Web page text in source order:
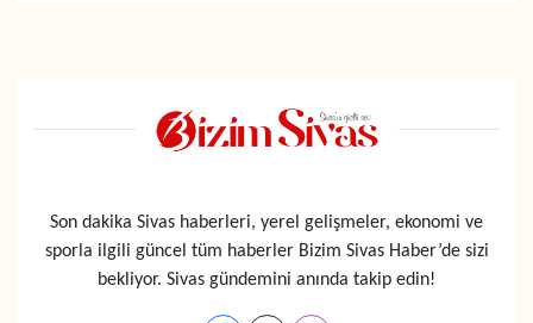
Son dakika Sivas haberleri, yerel gelişmeler, ekonomi ve
sporla ilgili güncel tüm haberler Bizim Sivas Haber’de sizi
bekliyor. Sivas gündemini anında takip edin!